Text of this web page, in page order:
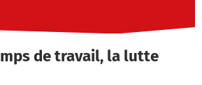
de travail, la lutte